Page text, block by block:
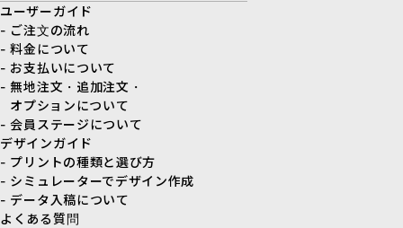
ユーザーガイド
- ご注文の流れ
- 料金について
- お支払いについて
- 無地注文・追加注文・
オプションについて
- 会員ステージについて
デザインガイド
- プリントの種類と選び方
- シミュレーターでデザイン作成
- データ入稿について
よくある質問